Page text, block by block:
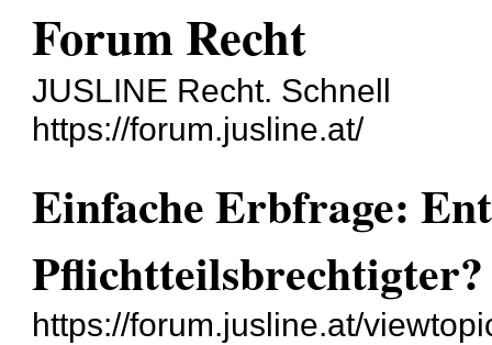
Forum Recht
JUSLINE Recht. Schnell
https://forum.jusline.at/
Einfache Erbfrage:
Pflichtteilsbrechtigter?
https://forum.jusline.at/